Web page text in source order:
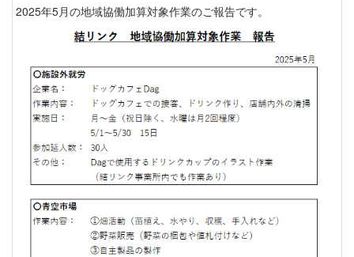
2025年5月の地域協働加算対象作業のご報告です。